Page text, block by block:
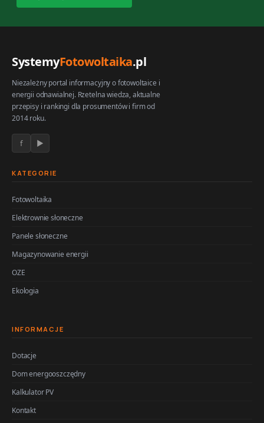
SystemyFotowoltaika.pl
Niezależny portal informacyjny o fotowoltaice i
energii odnawialnej. Rzetelna wiedza, aktualne
przepisy i rankingi dla prosumentów i firm od
2014 roku.
f ▶
KATEGORIE
Fotowoltaika
Elektrownie słoneczne
Panele słoneczne
Magazynowanie energii
OZE
Ekologia
INFORMACJE
Dotacje
Dom energooszczędny
Kalkulator PV
Kontakt